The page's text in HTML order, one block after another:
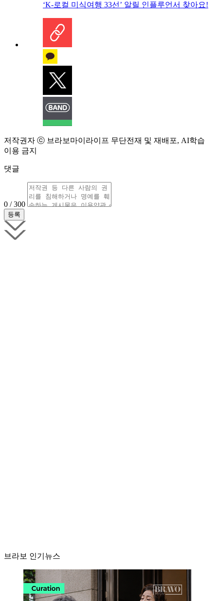
‘K-로컬 미식여행 33선’ 알릴 인플루언서 찾아요!
저작권자 ⓒ 브라보마이라이프 무단전재 및 재배포, AI학습
이용 금지
댓글
0 / 300
브라보 인기뉴스